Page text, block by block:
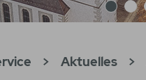
1 2 3 4 5
> Aktuelles >